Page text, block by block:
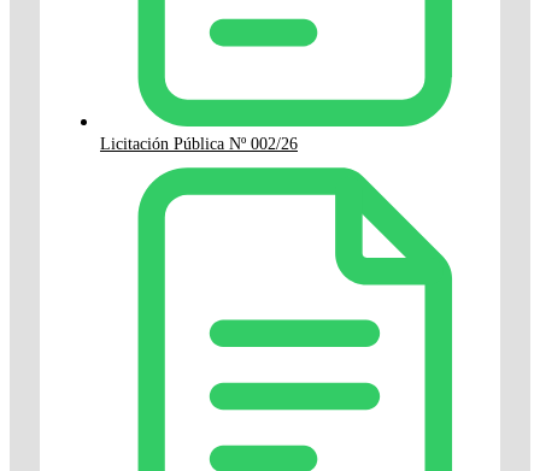
Licitación Pública Nº 002/26